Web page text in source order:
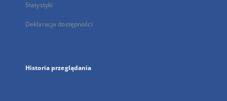
Statystyki
Deklaracja dostępności
Historia przeglądania